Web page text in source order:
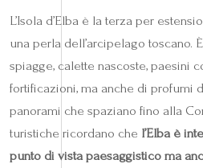
L’Isola d’Elba è la terza per
una perla dell’arcipelago toscano.
spiagge, calette nascoste, paesini
fortificazioni, ma anche di profumi
panorami che spaziano fino alla
turistiche ricordano che l’Elba è
punto di vista paesaggistico ma